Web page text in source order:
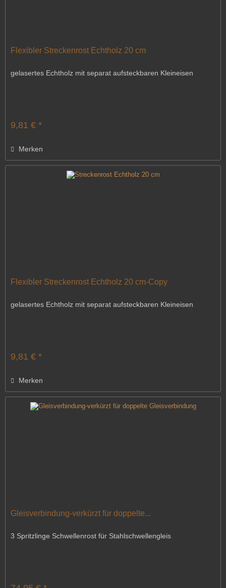
Flexibler Streckenrost Echtholz 20 cm
gelasertes Echtholz mit separat aufsteckbaren Kleineisen
9,81 € *
Merken
Flexibler Streckenrost Echtholz 20 cm-Copy
gelasertes Echtholz mit separat aufsteckbaren Kleineisen
9,81 € *
Merken
Gleisverbindung-verkürzt für doppelte...
3 Spritzlinge Schwellenrost für Stahlschwellengleis